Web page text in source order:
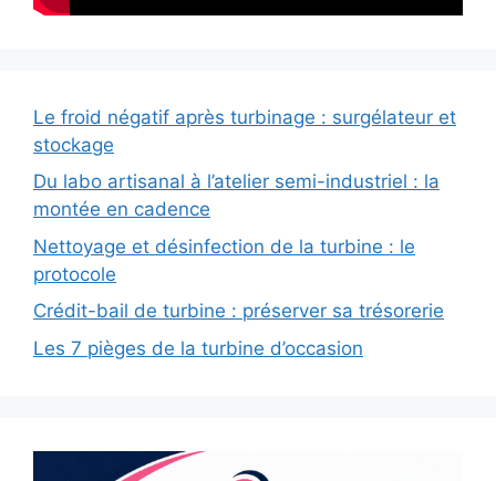
Le froid négatif après turbinage : surgélateur et
stockage
Du labo artisanal à l’atelier semi-industriel : la
montée en cadence
Nettoyage et désinfection de la turbine : le
protocole
Crédit-bail de turbine : préserver sa trésorerie
Les 7 pièges de la turbine d’occasion